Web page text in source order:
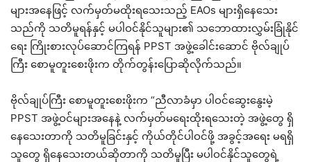
များအနေဖြင့် လက်မှတ်မထိုးရသေးသည့် EAOs များရှိနေသေး
သည်ကို သတိမူရန်နှင့် မပါဝင်နိုင်သူများ၏ သဘောထားလွှမ်းခြုံနိုင်
ရေး ကြိုးစားလုပ်ဆောင်ကြရန် PPST အဖွဲ့ခေါင်းဆောင် ဗိုလ်ချုပ်
ကြီး စောမူတူးစေးဖိုးက တိုက်တွန်းပြောဆိုလိုက်သည်။
ဗိုလ်ချုပ်ကြီး စောမူတူးစေးဖိုးက “ညီလာခံမှာ ပါဝင်ဆွေးနွေးမဲ့
PPST အဖွဲ့ဝင်များအနေနဲ့ လက်မှတ်မရေးထိုးရသေးတဲ့ အဖွဲ့တွေ ရှိ
နေသေးတာကို သတိမူခြင်းနှင့် ကိုယ်တိုင်ပါဝင်ဖို့ အခွင့်အရေး မရရှိ
သူတွေ ရှိနေသေးတယ်ဆိုတာကို သတိမူပြီး မပါဝင်နိုင်သူတွေရဲ့